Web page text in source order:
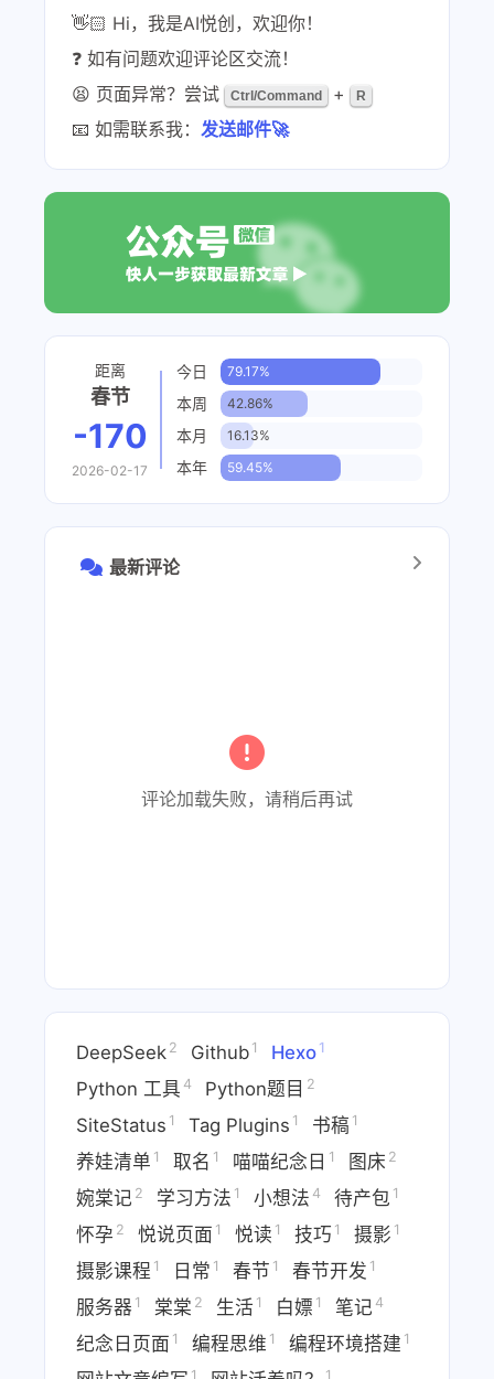
👋🏻 Hi，我是AI悦创，欢迎你！
❓ 如有问题欢迎评论区交流！
😫 页面异常？尝试
Ctrl/Command + R
📧 如需联系我： 发送邮件🚀
距离
春节
-170
2026-02-17
今日 79.17%
本周 42.86%
本月 16.13%
本年 59.45%
最新评论
评论加载失败，请稍后再试
DeepSeek 2 Github 1 Hexo 1
Python 工具 4 Python题目 2
SiteStatus 1 Tag Plugins 1 书稿 1
养娃清单 1 取名 1 喵喵纪念日 1 图床 2
婉棠记 2 学习方法 1 小想法 4 待产包 1
怀孕 2 悦说页面 1 悦读 1 技巧 1 摄影 1
摄影课程 1 日常 1 春节 1 春节开发 1
服务器 1 棠棠 2 生活 1 白嫖 1 笔记 4
纪念日页面 1 编程思维 1 编程环境搭建 1
1 1